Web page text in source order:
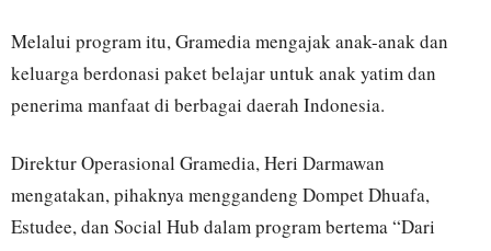
Melalui program itu, Gramedia mengajak anak-anak dan
keluarga berdonasi paket belajar untuk anak yatim dan
penerima manfaat di berbagai daerah Indonesia.
Direktur Operasional Gramedia, Heri Darmawan
mengatakan, pihaknya menggandeng Dompet Dhuafa,
Estudee, dan Social Hub dalam program bertema “Dari